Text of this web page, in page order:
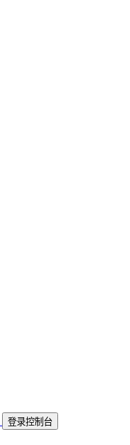
登录控制台